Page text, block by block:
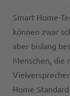
Smart Home-
können zwar
aber bislang
Menschen, die
Home